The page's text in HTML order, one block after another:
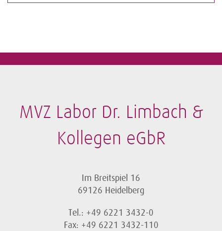
MVZ Labor Dr. Limbach &
Kollegen eGbR
Im Breitspiel 16
69126 Heidelberg
Tel.: +49 6221 3432-0
Fax: +49 6221 3432-110